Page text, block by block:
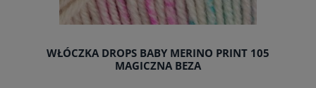
WŁÓCZKA DROPS BABY MERINO PRINT 105
MAGICZNA BEZA